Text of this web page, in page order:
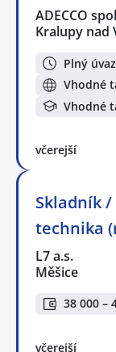
ADECCO
Kralupy nad
Plný
Vhodné
Vhodné
včerejší
Skladník /
technika
L7 a.s.
Měšice
38 000 –
včerejší